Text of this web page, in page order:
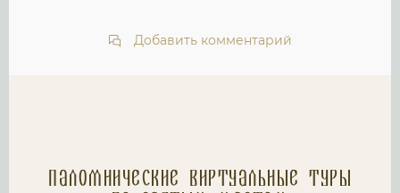
Добавить комментарий
Паломнические Виртуальные туры